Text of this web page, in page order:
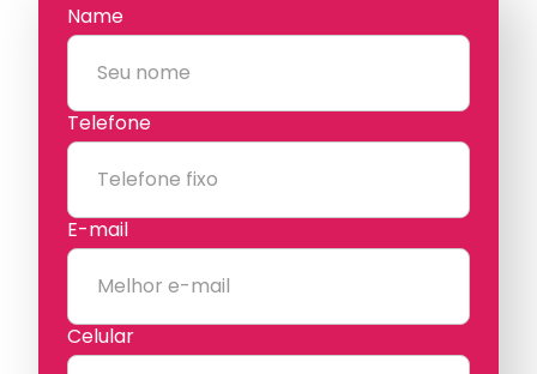
Name
Telefone
E-mail
Celular